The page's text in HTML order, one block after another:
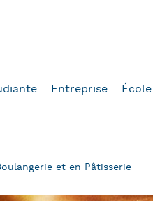
Entreprise
et en Pâtisserie